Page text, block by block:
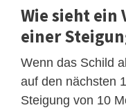
Wie sieht ein
einer
Wenn das Schild
auf den nächsten
Steigung von 10